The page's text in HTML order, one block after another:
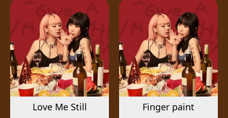
Love Me Still Finger paint